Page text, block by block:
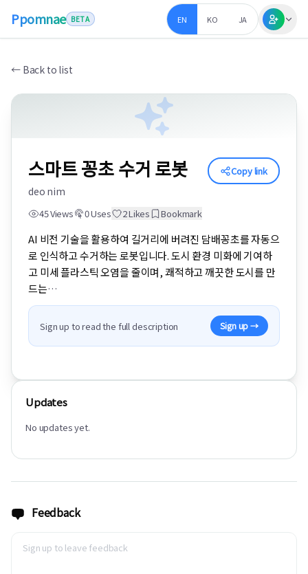
Ppomnae BETA EN KO JA
← Back to list
스마트 꽁초 수거 로봇
deo nim
Copy link
45Views 0Uses 2Likes Bookmark
AI 비전 기술을 활용하여 길거리에 버려진 담배꽁초를 자동으
로 인식하고 수거하는 로봇입니다. 도시 환경 미화에 기여하
고 미세 플라스틱 오염을 줄이며, 쾌적하고 깨끗한 도시를 만
드는…
Sign up to read the full description Sign up →
Updates
No updates yet.
Feedback